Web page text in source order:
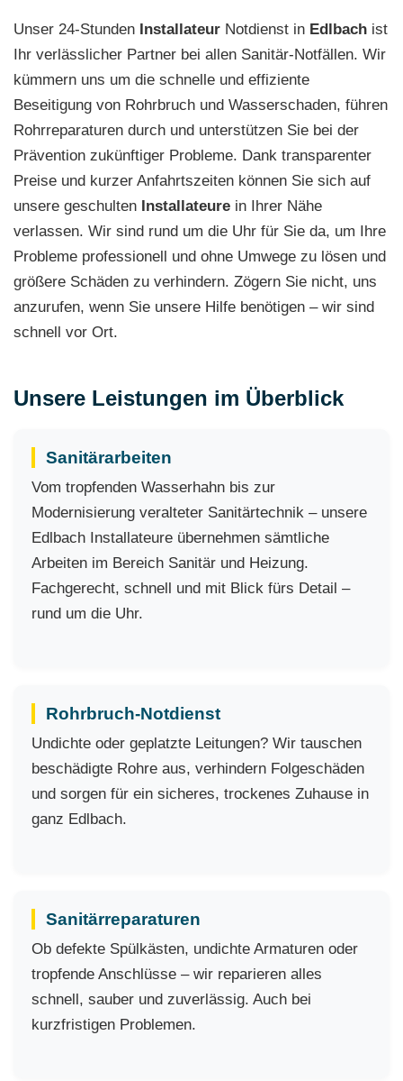
Unser 24-Stunden Installateur Notdienst in Edlbach ist
Ihr verlässlicher Partner bei allen Sanitär-Notfällen. Wir
kümmern uns um die schnelle und effiziente
Beseitigung von Rohrbruch und Wasserschaden, führen
Rohrreparaturen durch und unterstützen Sie bei der
Prävention zukünftiger Probleme. Dank transparenter
Preise und kurzer Anfahrtszeiten können Sie sich auf
unsere geschulten Installateure in Ihrer Nähe
verlassen. Wir sind rund um die Uhr für Sie da, um Ihre
Probleme professionell und ohne Umwege zu lösen und
größere Schäden zu verhindern. Zögern Sie nicht, uns
anzurufen, wenn Sie unsere Hilfe benötigen – wir sind
schnell vor Ort.
Unsere Leistungen im Überblick
Sanitärarbeiten
Vom tropfenden Wasserhahn bis zur
Modernisierung veralteter Sanitärtechnik – unsere
Edlbach Installateure übernehmen sämtliche
Arbeiten im Bereich Sanitär und Heizung.
Fachgerecht, schnell und mit Blick fürs Detail –
rund um die Uhr.
Rohrbruch-Notdienst
Undichte oder geplatzte Leitungen? Wir tauschen
beschädigte Rohre aus, verhindern Folgeschäden
und sorgen für ein sicheres, trockenes Zuhause in
ganz Edlbach.
Sanitärreparaturen
Ob defekte Spülkästen, undichte Armaturen oder
tropfende Anschlüsse – wir reparieren alles
schnell, sauber und zuverlässig. Auch bei
kurzfristigen Problemen.